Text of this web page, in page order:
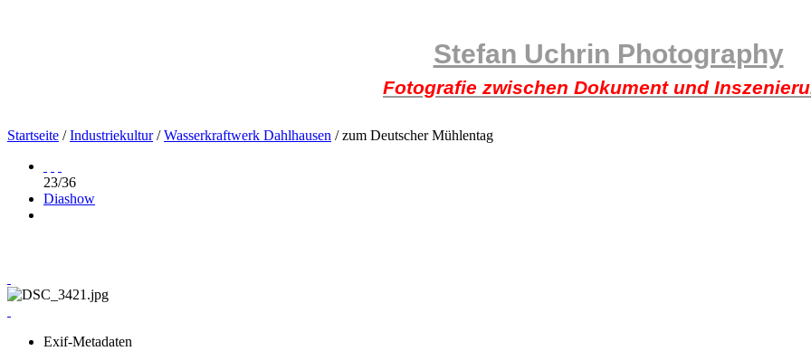
Stefan Uchrin Photography
Fotografie zwischen Dokument und
Startseite /Industriekultur/Wasserkraftwerk Dahlhausen / zum Deutscher Mühlentag
23/36
Diashow
Exif-Metadaten